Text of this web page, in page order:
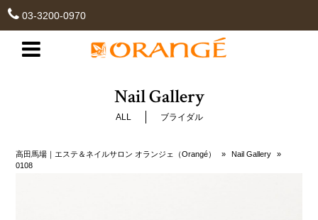
03-3200-0970
Nail Gallery
ALL ブライダル
高田馬場｜エステ＆ネイルサロン オランジェ（Orangé） » Nail Gallery
»
0108